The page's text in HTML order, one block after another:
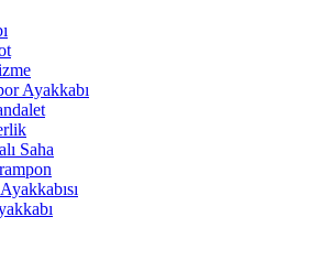
Ayakkabı
Saha